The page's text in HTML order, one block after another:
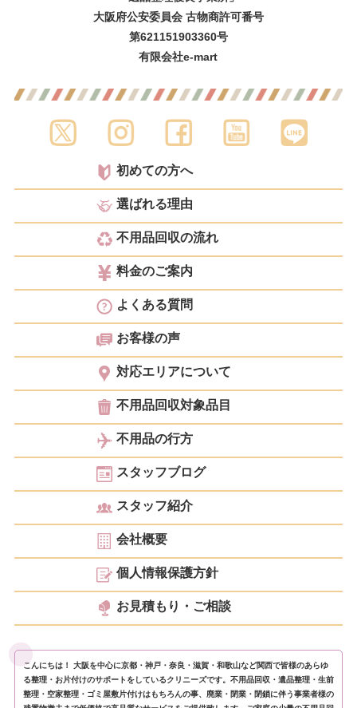
大阪府公安委員会 古物商許可番号
第621151903360号
有限会社e-mart
初めての方へ
選ばれる理由
不用品回収の流れ
料金のご案内
よくある質問
お客様の声
対応エリアについて
不用品回収対象品目
不用品の行方
スタッフブログ
スタッフ紹介
会社概要
個人情報保護方針
お見積もり・ご相談
こんにちは！ 大阪を中心に京都・神戸・奈良・滋賀・和歌山など関西で皆様のあらゆ
る整理・お片付けのサポートをしているクリニーズです。不用品回収・遺品整理・生前
整理・空家整理・ゴミ屋敷片付けはもちろんの事、廃業・閉業・閉鎖に伴う事業者様の